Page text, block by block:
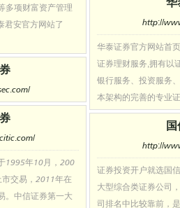
多项财富资产管理
君安官方网站了
http://
华泰证券官方网站首
证券理财服务,拥有以
银行服务、投资服务
本架构的完善的专业
1995年10月，200
交易，2011年在
。中信证券第一大
http://
证券投资开户就选国
大型综合类证券公司
司排名中比较靠前，